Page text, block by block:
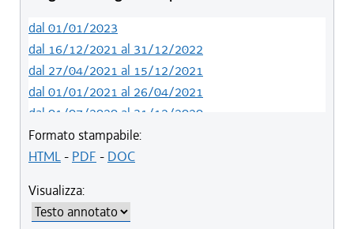
dal 01/01/2023
dal 16/12/2021 al 31/12/2022
dal 27/04/2021 al 15/12/2021
dal 01/01/2021 al 26/04/2021
dal 01/07/2020 al 31/12/2020
dal 01/01/2020 al 30/06/2020
dal 19/12/2019 al 31/12/2019
dal 01/01/2019 al 30/04/2019
dal 08/11/2018 al 31/12/2018
Formato stampabile:
HTML- PDF - DOC
Visualizza: